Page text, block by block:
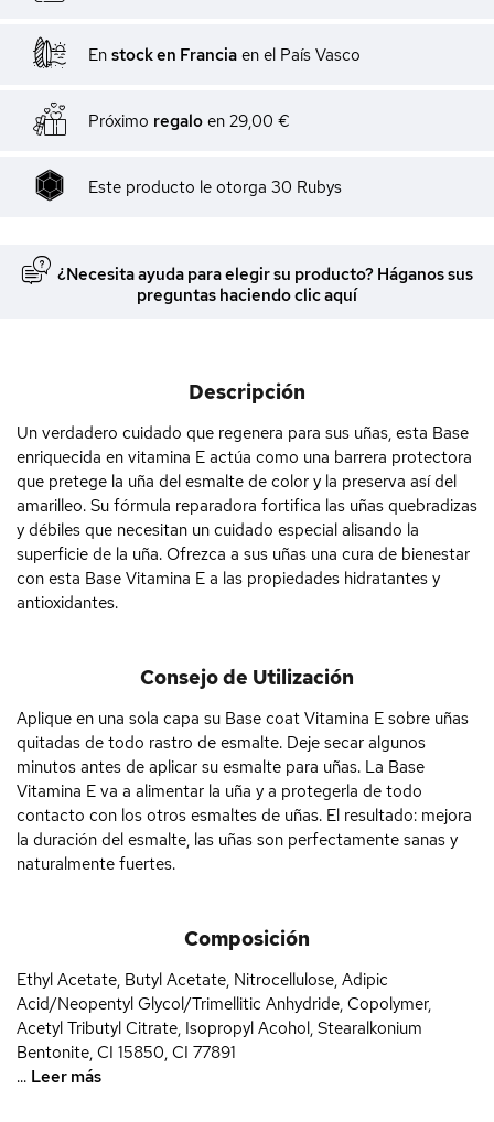
En stock en Francia en el País Vasco
Próximo regalo en 29,00 €
Este producto le otorga 30 Rubys
¿Necesita ayuda para elegir su producto? Háganos sus
preguntas haciendo clic aquí
Descripción
Un verdadero cuidado que regenera para sus uñas, esta Base
enriquecida en vitamina E actúa como una barrera protectora
que pretege la uña del esmalte de color y la preserva así del
amarilleo. Su fórmula reparadora fortifica las uñas quebradizas
y débiles que necesitan un cuidado especial alisando la
superficie de la uña. Ofrezca a sus uñas una cura de bienestar
con esta Base Vitamina E a las propiedades hidratantes y
antioxidantes.
Consejo de Utilización
Aplique en una sola capa su Base coat Vitamina E sobre uñas
quitadas de todo rastro de esmalte. Deje secar algunos
minutos antes de aplicar su esmalte para uñas. La Base
Vitamina E va a alimentar la uña y a protegerla de todo
contacto con los otros esmaltes de uñas. El resultado: mejora
la duración del esmalte, las uñas son perfectamente sanas y
naturalmente fuertes.
Composición
Ethyl Acetate, Butyl Acetate, Nitrocellulose, Adipic
Acid/Neopentyl Glycol/Trimellitic Anhydride, Copolymer,
Acetyl Tributyl Citrate, Isopropyl Acohol, Stearalkonium
Bentonite, CI 15850, CI 77891
... Leer más